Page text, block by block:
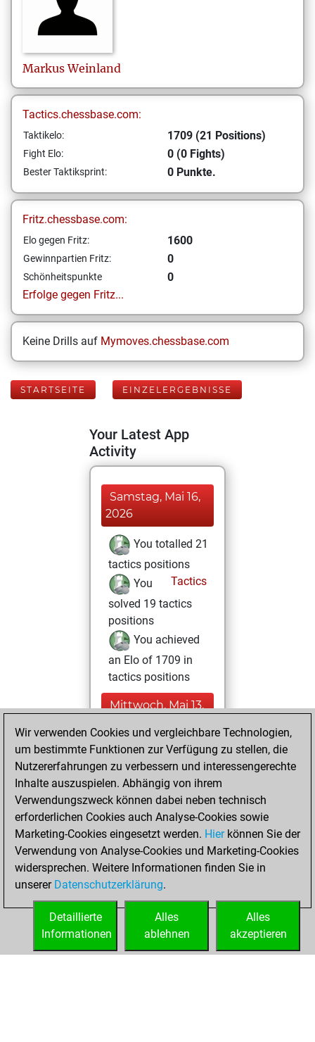
Markus Weinland
Tactics.chessbase.com:
Taktikelo: 1709 (21 Positions)
Fight Elo: 0 (0 Fights)
Bester Taktiksprint: 0 Punkte.
Fritz.chessbase.com:
Elo gegen Fritz: 1600
Gewinnpartien Fritz: 0
Schönheitspunkte
0
Erfolge gegen Fritz...
Keine Drills auf Mymoves.chessbase.com
STARTSEITE EINZELERGEBNISSE
Your Latest App
Activity
Samstag, Mai 16,
2026
You totalled 21
tactics positions
Tactics
You
solved 19 tactics
positions
You achieved
an Elo of 1709 in
tactics positions
Mittwoch, Mai 13,
You played 2
blitz games
Play
You scored +0
=0 -2 in blitz
Dienstag,
November 16, 2021
You created
your Fritz account
Wir verwenden Cookies und vergleichbare Technologien,
um bestimmte Funktionen zur Verfügung zu stellen, die
Nutzererfahrungen zu verbessern und interessengerechte
Inhalte auszuspielen. Abhängig von ihrem
Verwendungszweck können dabei neben technisch
erforderlichen Cookies auch Analyse-Cookies sowie
Marketing-Cookies eingesetzt werden. Hierkönnen Sie der
Verwendung von Analyse-Cookies und Marketing-Cookies
widersprechen. Weitere Informationen finden Sie in
unserer Datenschutzerklärung.
Alles
akzeptieren
Alles
ablehnen
Detaillierte
Informationen